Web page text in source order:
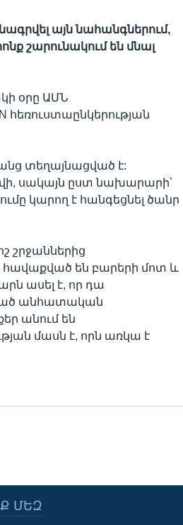
այն նահանգներում,
շարունակում են մնալ
օրը ԱՄՆ
տեղայնացված է:
սակայն ըստ նախարարի՝
կարող է հանգեցնել ծանր
շրջաններից
են բարերի մոտ և
ասել է, որ դա
անհատական
անում են
մասն է, որն առկա է
ՄԵԶ